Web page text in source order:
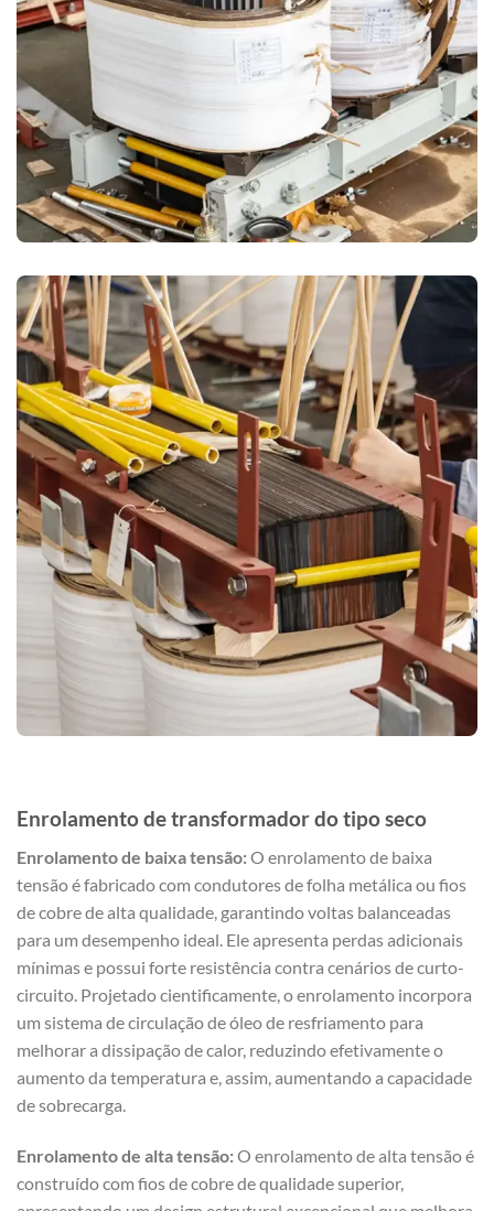
Enrolamento de transformador do tipo seco
Enrolamento de baixa tensão:O enrolamento de baixa
tensão é fabricado com condutores de folha metálica ou fios
de cobre de alta qualidade, garantindo voltas balanceadas
para um desempenho ideal. Ele apresenta perdas adicionais
mínimas e possui forte resistência contra cenários de curto-
circuito. Projetado cientificamente, o enrolamento incorpora
um sistema de circulação de óleo de resfriamento para
melhorar a dissipação de calor, reduzindo efetivamente o
aumento da temperatura e, assim, aumentando a capacidade
de sobrecarga.
Enrolamento de alta tensão:O enrolamento de alta tensão é
construído com fios de cobre de qualidade superior,